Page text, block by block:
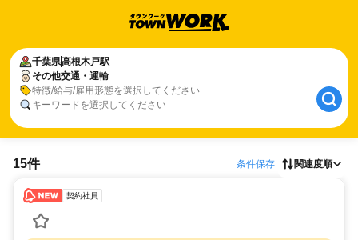
千葉県高根木戸駅
その他交通・運輸
特徴/給与/雇用形態を選択してください
キーワードを選択してください
15件 条件保存 関連度順
契約社員